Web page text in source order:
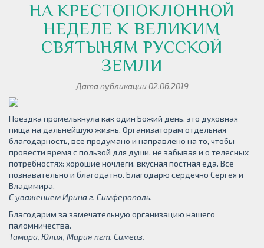
НА КРЕСТОПОКЛОННОЙ
НЕДЕЛЕ К ВЕЛИКИМ
СВЯТЫНЯМ РУССКОЙ
ЗЕМЛИ
Дата публикации 02.06.2019
Поездка промелькнула как один Божий день, это духовная
пища на дальнейшую жизнь. Организаторам отдельная
благодарность, все продумано и направлено на то, чтобы
провести время с пользой для души, не забывая и о телесных
потребностях: хорошие ночлеги, вкусная постная еда. Все
познавательно и благодатно. Благодарю сердечно Сергея и
Владимира.
С уважением Ирина г. Симферополь.
Благодарим за замечательную организацию нашего
паломничества.
Тамара, Юлия, Мария пгт. Симеиз.